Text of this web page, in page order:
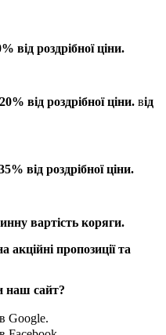
від роздрібної ціни.
від роздрібної ціни. від
від роздрібної ціни.
вартість коряги.
пропозиції та
наш сайт?
Google.